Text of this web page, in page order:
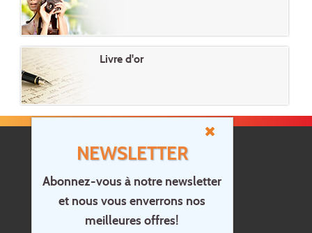
NEWSLETTER
Abonnez-vous à notre newsletter
et nous vous enverrons nos
meilleures offres!
Livre d'or
Accueil
Contact